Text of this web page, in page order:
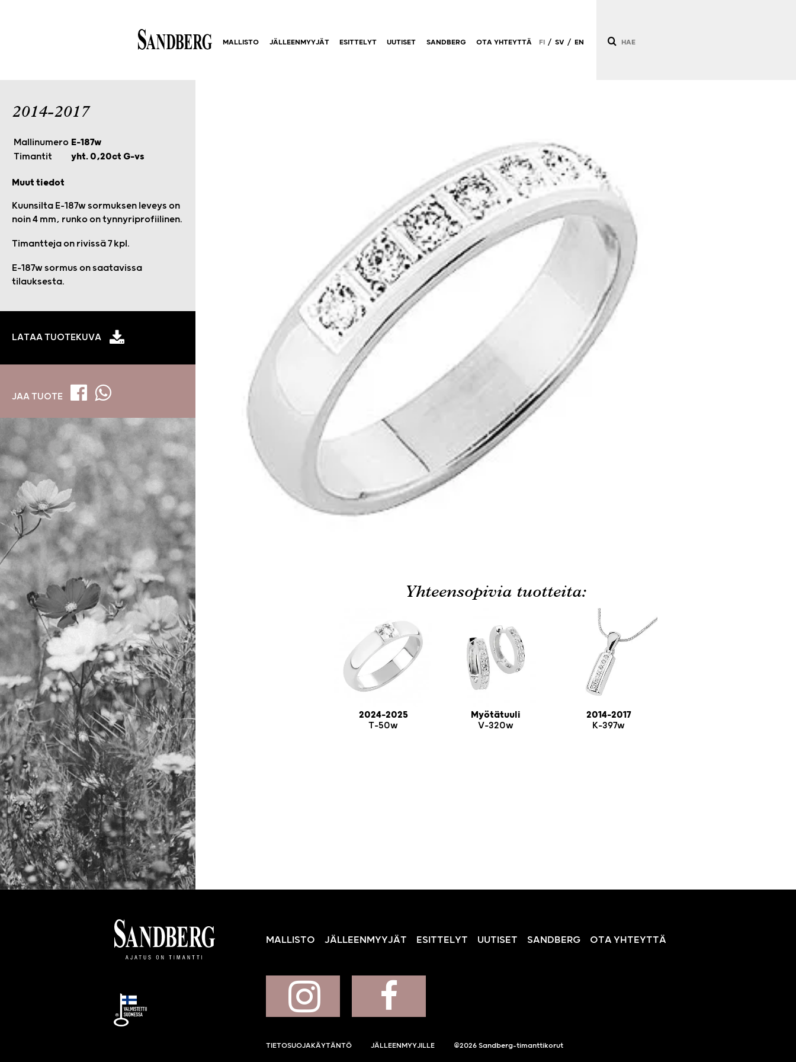
2014-2017
Mallinumero E-187w
Timantit
yht. 0,20ct G-vs
Muut tiedot
Kuunsilta E-187w sormuksen leveys on
noin 4 mm, runko on tynnyriprofiilinen.
Timantteja on rivissä 7 kpl.
E-187w sormus on saatavissa
tilauksesta.
LATAA TUOTEKUVA
JAA TUOTE
Yhteensopivia tuotteita:
2024-2025
T-50w
Myötätuuli
V-320w
2014-2017
K-397w
MALLISTO JÄLLEENMYYJÄT ESITTELYT UUTISET SANDBERG OTA YHTEYTTÄ
TIETOSUOJAKÄYTÄNTÖ JÄLLEENMYYJILLE ©2026 Sandberg-timanttikorut
MALLISTO JÄLLEENMYYJÄT ESITTELYT UUTISET SANDBERG OTA YHTEYTTÄ FI / SV / EN